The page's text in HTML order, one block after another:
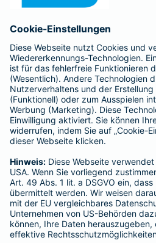
Barmenia ist Teil der
BELIEBTE
Kranken-
Adresse
Schaden